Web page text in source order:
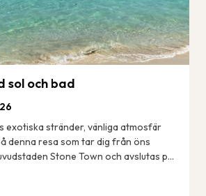
sol och bad
exotiska stränder, vänliga atmosfär
denna resa som tar dig från öns
Stone Town och avslutas på